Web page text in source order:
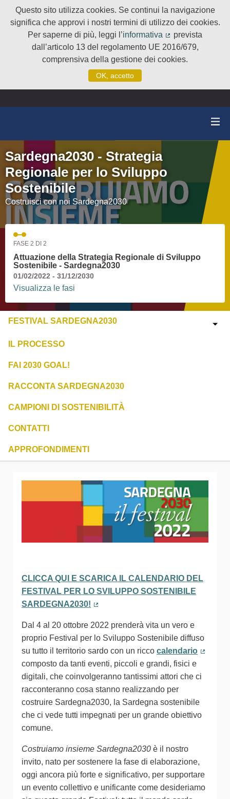
Questo sito utilizza cookies. Se continui la navigazione
significa che approvi i nostri termini di utilizzo dei cookies.
Per saperne di più, leggi l’informativa
(Collegamento
prevista
dall’articolo 13 del regolamento UE 2016/679,
comprensiva della gestione dei cookies.
OK, accetto
Sardegna2030 - Strategia
Regionale per lo Sviluppo
Sostenibile
Costruisci con noi Sardegna2030
FASE 2 DI 2
Attuazione della Strategia Regionale di Sviluppo
Sostenibile - Sardegna2030
01/02/2022 - 31/12/2030
Visualizza le fasi
FESTIVAL SARDEGNA2030
IL PROCESSO
FAI 2030 GOAL!
RACCONTA SARDEGNA2030
CAMPIONI DI SOSTENIBILITÀ
CONTATTI
APPROFONDIMENTI
CLICCA QUI E SCARICA IL CALENDARIO DEL
FESTIVAL PER LO SVILUPPO SOSTENIBILE
SARDEGNA2030!
Dal 4 al 20 ottobre 2022 prenderà vita un vero e
proprio Festival per lo Sviluppo Sostenibile diffuso
su tutto il territorio sardo con un ricco calendario
composto da tanti eventi, piccoli e grandi, fisici e
digitali, che coinvolgeranno tantissimi attori che ci
racconteranno cosa stanno realizzando per
costruire Sardegna2030, la Sardegna sostenibile
che ci vede tutti impegnati per un grande obiettivo
comune.
Costruiamo insieme Sardegna2030 è il nostro
invito, nato per sostenere la fase di elaborazione,
oggi ancora più forte e significativo, per supportare
un evento collettivo e unificante come desideriamo